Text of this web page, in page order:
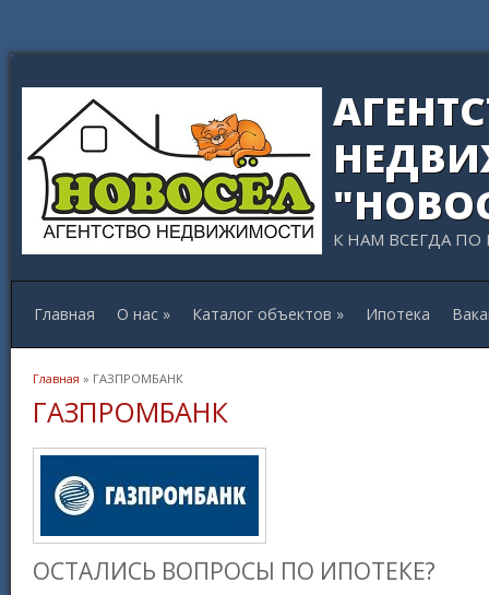
К НАМ ВСЕГДА ПО
Главная О нас » Каталог объектов » Ипотека
Вы здесь
Главная » ГАЗПРОМБАНК
ГАЗПРОМБАНК
ОСТАЛИСЬ ВОПРОСЫ ПО ИПОТЕКЕ?